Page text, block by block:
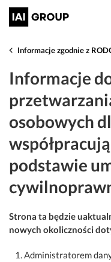
Informacje zgodnie z
Informacje
osobowych
podstawie
Strona ta będzie
nowych okoliczności
Administratorem